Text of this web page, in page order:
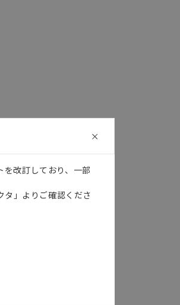
改訂しており、一部
」よりご確認くださ